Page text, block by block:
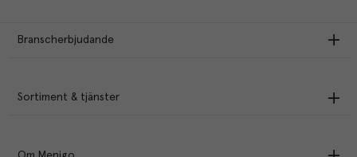
Branscherbjudande
Sortiment & tjänster